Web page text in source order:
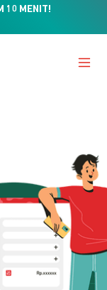
10 MENIT!